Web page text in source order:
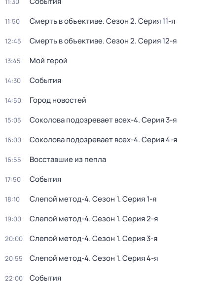
11:50 Смерть в объективе. Сезон 2. Серия 11-я
12:45 Смерть в объективе. Сезон 2. Серия 12-я
13:45 Мой герой
14:30 События
14:50 Город новостей
15:05 Соколова подозревает всех-4. Серия 3-я
16:00 Соколова подозревает всех-4. Серия 4-я
16:55 Восставшие из пепла
17:50 События
18:10 Слепой метод-4. Сезон 1. Серия 1-я
19:00 Слепой метод-4. Сезон 1. Серия 2-я
20:00 Слепой метод-4. Сезон 1. Серия 3-я
20:55 Слепой метод-4. Сезон 1. Серия 4-я
22:00 События